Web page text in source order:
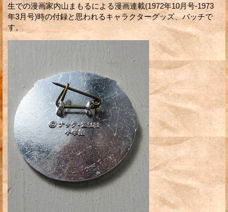
生での漫画家内山まもるによる漫画連載(1972年10月号-1973
年3月号)時の付録と思われるキャラクターグッズ、バッチで
す。